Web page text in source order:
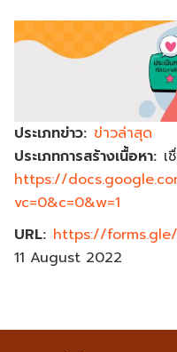
ประเภทข่าว ข่าวล่าสุด
ประเภทการสร้างเนื้อหา เ
https://
vc=0&c=0&w=1
URL https://forms.gle/
11 August 2022